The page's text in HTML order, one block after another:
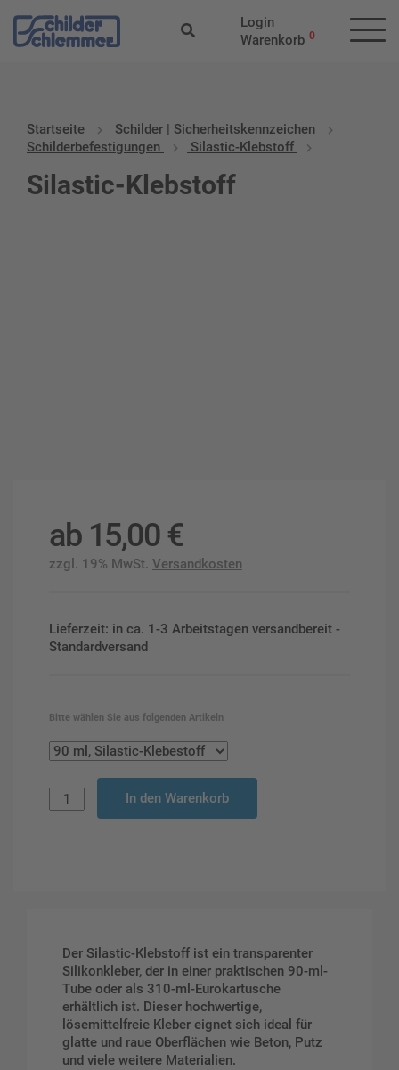
Login
Warenkorb 0
Startseite
Schilder | Sicherheitskennzeichen
Schilderbefestigungen
Silastic-Klebstoff
Silastic-Klebstoff
ab 15,00 €
zzgl. 19% MwSt. Versandkosten
Lieferzeit: in ca. 1-3 Arbeitstagen versandbereit -
Standardversand
Bitte wählen Sie aus folgenden Artikeln
In den Warenkorb
Der Silastic-Klebstoff ist ein transparenter
Silikonkleber, der in einer praktischen 90-ml-
Tube oder als 310-ml-Eurokartusche
erhältlich ist. Dieser hochwertige,
lösemittelfreie Kleber eignet sich ideal für
glatte und raue Oberflächen wie Beton, Putz
und viele weitere Materialien.